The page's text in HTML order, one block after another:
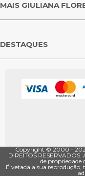
MAIS GIULIANA
DESTAQUES
Copyright © 2000 -
DIREITOS
de propriedade
É vetada a sua reprodução,